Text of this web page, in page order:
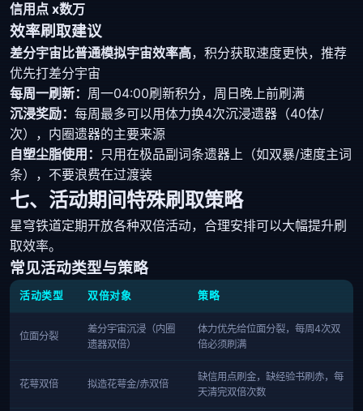
信用点 x数万
效率刷取建议
差分宇宙比普通模拟宇宙效率高，积分获取速度更快，推荐
优先打差分宇宙
每周一刷新： 周一04:00刷新积分，周日晚上前刷满
沉浸奖励： 每周最多可以用体力换4次沉浸遗器（40体/
次），内圈遗器的主要来源
自塑尘脂使用： 只用在极品副词条遗器上（如双暴/速度主词
条），不要浪费在过渡装
七、活动期间特殊刷取策略
星穹铁道定期开放各种双倍活动，合理安排可以大幅提升刷
取效率。
常见活动类型与策略
活动类型 双倍对象 策略
位面分裂
差分宇宙沉浸（内圈
遗器双倍）
体力优先给位面分裂，每周4次双
倍必须刷满
花萼双倍 拟造花萼金/赤双倍
缺信用点刷金，缺经验书刷赤，每
天清完双倍次数